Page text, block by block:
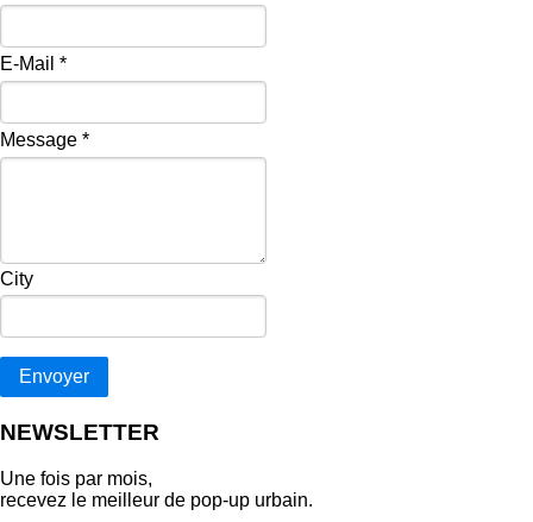
E-Mail *
Message *
City
Envoyer
NEWSLETTER
Une fois par mois,
recevez le meilleur de pop‑up urbain.